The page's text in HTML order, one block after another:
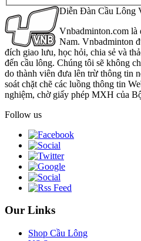
Diễn Đàn Cầu Lông
Vnbadminton.com là
Nam. Vnbadminton
đích giao lưu, học hỏi, chia sẻ và
đến cầu lông. Chúng tôi sẽ không
do thành viên đưa lên trừ thông tin
soát chặt chẽ các luồng thông tin
nghiệm, chờ giấy phép MXH của
Follow us
Our Links
Shop Cầu Lông